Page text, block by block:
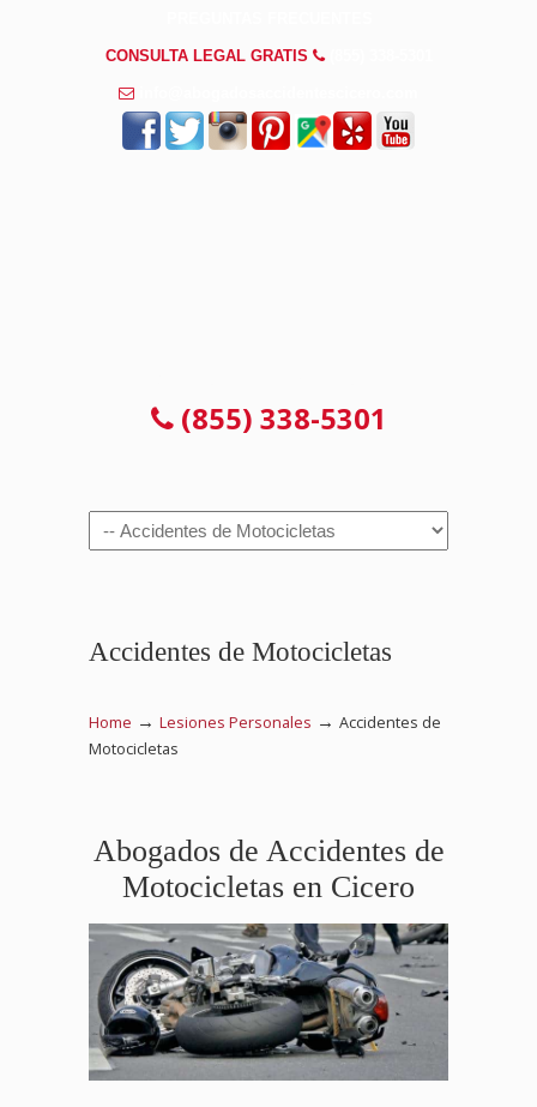
CONSULTA LEGAL GRATIS
(855) 338-5301
Navigation
Accidentes de Motocicletas
Home → Lesiones Personales → Accidentes de
Motocicletas
Abogados de Accidentes de
Motocicletas en Cicero